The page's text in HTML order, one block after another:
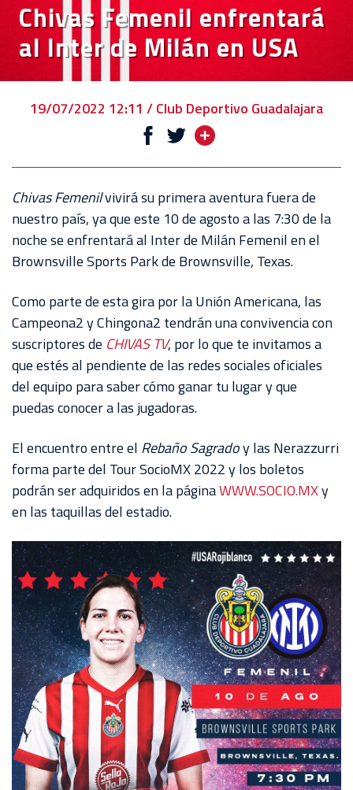
VENTA
DE
BOLETOS
CHIVABONOS
REBAÑO
CHIVAS
TIENDA
CHIVAS
CHIVASTV
ESTADIO
AKRON
TOUR
ESTADIO
AKRON
Chivas Femenil enfrentará
al Inter de Milán en USA
19/07/2022 12:11 / Club Deportivo Guadalajara
Chivas Femenilvivirá su primera aventura fuera de
nuestro país, ya que este 10 de agosto a las 7:30 de la
noche se enfrentará al Inter de Milán Femenil en el
Brownsville Sports Park de Brownsville, Texas.
Como parte de esta gira por la Unión Americana, las
Campeona2 y Chingona2 tendrán una convivencia con
suscriptores de CHIVAS TV, por lo que te invitamos a
que estés al pendiente de las redes sociales oficiales
del equipo para saber cómo ganar tu lugar y que
puedas conocer a las jugadoras.
El encuentro entre el Rebaño Sagradoy las Nerazzurri
forma parte del Tour SocioMX 2022 y los boletos
podrán ser adquiridos en la páginaWWW.SOCIO.MXy
en las taquillas del estadio.